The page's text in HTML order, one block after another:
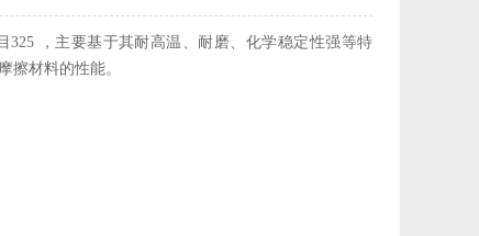
325 ，主要基于其耐高温、耐磨、化学稳定性强等特
擦材料的性能。